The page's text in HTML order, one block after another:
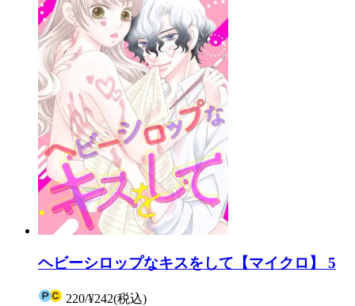
ヘビーシロップなキスをして【マイクロ】 5
220/¥242(税込)